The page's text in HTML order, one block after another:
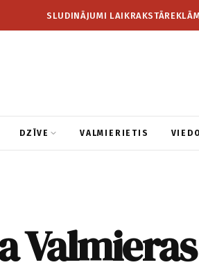
SLUDINĀJUMI LAIKRAKSTĀ
DZĪVE VALMIERIETIS
Valmieras